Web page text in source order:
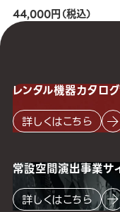
44,000円（税込）
レンタル機器カタロ
詳しくはこちら
常設空間演出事業サ
詳しくはこちら